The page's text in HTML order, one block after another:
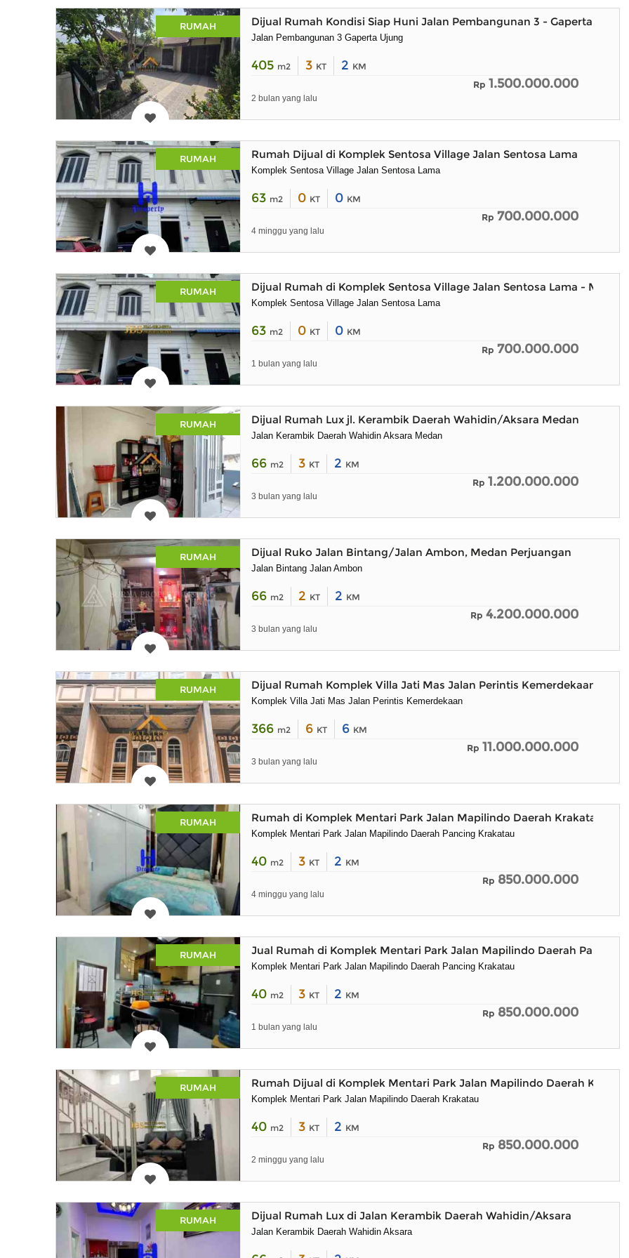
RUMAH Dijual Rumah Kondisi Siap Huni Jalan Pembangunan 3 - Gaperta Ujung
Jalan Pembangunan 3 Gaperta Ujung
405 m2 3 KT 2 KM
Rp 1.500.000.000
2 bulan yang lalu
RUMAH Rumah Dijual di Komplek Sentosa Village Jalan Sentosa Lama
Komplek Sentosa Village Jalan Sentosa Lama
63 m2 0 KT 0 KM
Rp 700.000.000
4 minggu yang lalu
RUMAH Dijual Rumah di Komplek Sentosa Village Jalan Sentosa Lama - Medan
Komplek Sentosa Village Jalan Sentosa Lama
63 m2 0 KT 0 KM
Rp 700.000.000
1 bulan yang lalu
RUMAH Dijual Rumah Lux jl. Kerambik Daerah Wahidin/Aksara Medan
Jalan Kerambik Daerah Wahidin Aksara Medan
66 m2 3 KT 2 KM
Rp 1.200.000.000
3 bulan yang lalu
RUMAH Dijual Ruko Jalan Bintang/Jalan Ambon, Medan Perjuangan
Jalan Bintang Jalan Ambon
66 m2 2 KT 2 KM
Rp 4.200.000.000
3 bulan yang lalu
RUMAH Dijual Rumah Komplek Villa Jati Mas Jalan Perintis Kemerdekaan
Komplek Villa Jati Mas Jalan Perintis Kemerdekaan
366 m2 6 KT 6 KM
Rp 11.000.000.000
3 bulan yang lalu
RUMAH Rumah di Komplek Mentari Park Jalan Mapilindo Daerah Krakatau
Komplek Mentari Park Jalan Mapilindo Daerah Pancing Krakatau
40 m2 3 KT 2 KM
Rp 850.000.000
4 minggu yang lalu
RUMAH Jual Rumah di Komplek Mentari Park Jalan Mapilindo Daerah Pancing
Komplek Mentari Park Jalan Mapilindo Daerah Pancing Krakatau
40 m2 3 KT 2 KM
Rp 850.000.000
1 bulan yang lalu
RUMAH Rumah Dijual di Komplek Mentari Park Jalan Mapilindo Daerah
Komplek Mentari Park Jalan Mapilindo Daerah Krakatau
40 m2 3 KT 2 KM
Rp 850.000.000
2 minggu yang lalu
RUMAH Dijual Rumah Lux di Jalan Kerambik Daerah Wahidin/Aksara
Jalan Kerambik Daerah Wahidin Aksara